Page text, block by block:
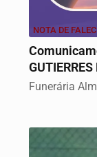
NOTA DE
Funerária